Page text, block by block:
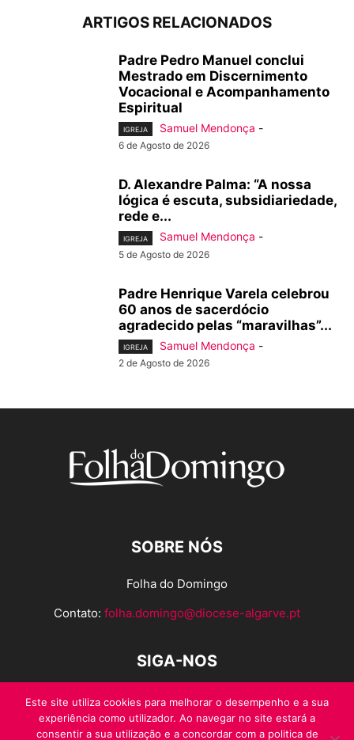
ARTIGOS RELACIONADOS
Padre Pedro Manuel conclui
Mestrado em Discernimento
Vocacional e Acompanhamento
Espiritual
IGREJA Samuel Mendonça -
6 de Agosto de 2026
D. Alexandre Palma: “A nossa
lógica é escuta, subsidiariedade,
rede e...
IGREJA Samuel Mendonça -
5 de Agosto de 2026
Padre Henrique Varela celebrou
60 anos de sacerdócio
agradecido pelas “maravilhas”...
IGREJA Samuel Mendonça -
2 de Agosto de 2026
SOBRE NÓS
Folha do Domingo
Contato: folha.domingo@diocese-algarve.pt
SIGA-NOS
Este site utiliza cookies para melhorar o desempenho e a sua
experiência como utilizador. Ao navegar no site estará a
consentir a sua utilização e a concordar com a politica de